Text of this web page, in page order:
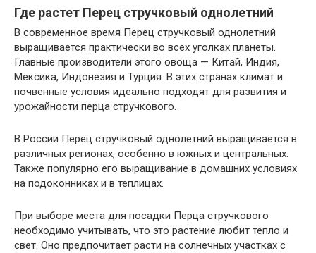
Где растет Перец стручковый однолетний
В современное время Перец стручковый однолетний
выращивается практически во всех уголках планеты.
Главные производители этого овоща — Китай, Индия,
Мексика, Индонезия и Турция. В этих странах климат и
почвенные условия идеально подходят для развития и
урожайности перца стручкового.
В России Перец стручковый однолетний выращивается в
различных регионах, особенно в южных и центральных.
Также популярно его выращивание в домашних условиях
на подоконниках и в теплицах.
При выборе места для посадки Перца стручкового
необходимо учитывать, что это растение любит тепло и
свет. Оно предпочитает расти на солнечных участках с